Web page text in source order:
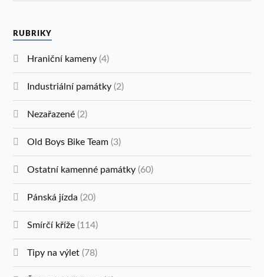
RUBRIKY
Hraniční kameny (4)
Industriální památky (2)
Nezařazené (2)
Old Boys Bike Team (3)
Ostatní kamenné památky (60)
Pánská jízda (20)
Smírčí kříže (114)
Tipy na výlet (78)